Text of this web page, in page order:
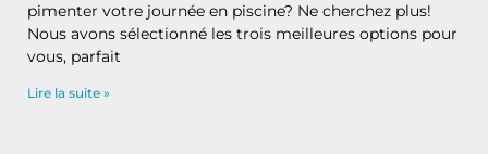
pimenter votre journée en piscine? Ne cherchez plus!
Nous avons sélectionné les trois meilleures options pour
vous, parfait
Lire la suite »